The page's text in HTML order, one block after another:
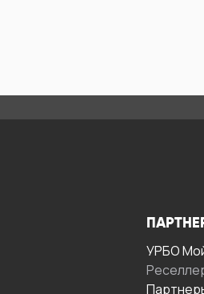
УРБО